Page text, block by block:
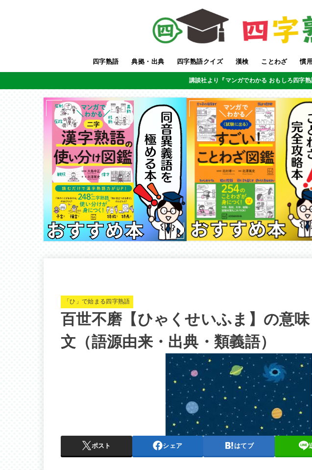
四字熟語 典拠・出典 四字熟語クイズ 漢検 ことわざ 慣
講談社より『マンガでわかる おもしろ四字
「ひ」で始まる四字熟語
百世不磨【ひゃくせいふま】の意
文（語源由来・出典・類義語）
ポスト シェア はてブ